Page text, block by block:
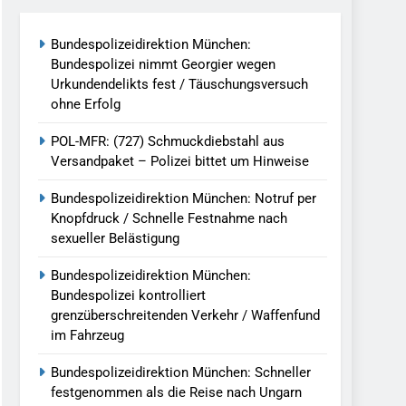
Verkehr / Waffenfund Im
Ungarn Beendet / Bundespolizei Nimmt
Aufgefunden – Tierheim Übernimmt
Ermittlungen Der Finanzkontrolle
Vereinigung Geht Ins Netz –
In Saarbrücken
/ Bundespolizei Ermittelt Wegen
Bundespolizeidirektion München:
Bundespolizei nimmt Georgier wegen
Urkundendelikts fest / Täuschungsversuch
ohne Erfolg
POL-MFR: (727) Schmuckdiebstahl aus
Versandpaket – Polizei bittet um Hinweise
Bundespolizeidirektion München: Notruf per
Knopfdruck / Schnelle Festnahme nach
sexueller Belästigung
Bundespolizeidirektion München:
Bundespolizei kontrolliert
grenzüberschreitenden Verkehr / Waffenfund
im Fahrzeug
Bundespolizeidirektion München: Schneller
festgenommen als die Reise nach Ungarn